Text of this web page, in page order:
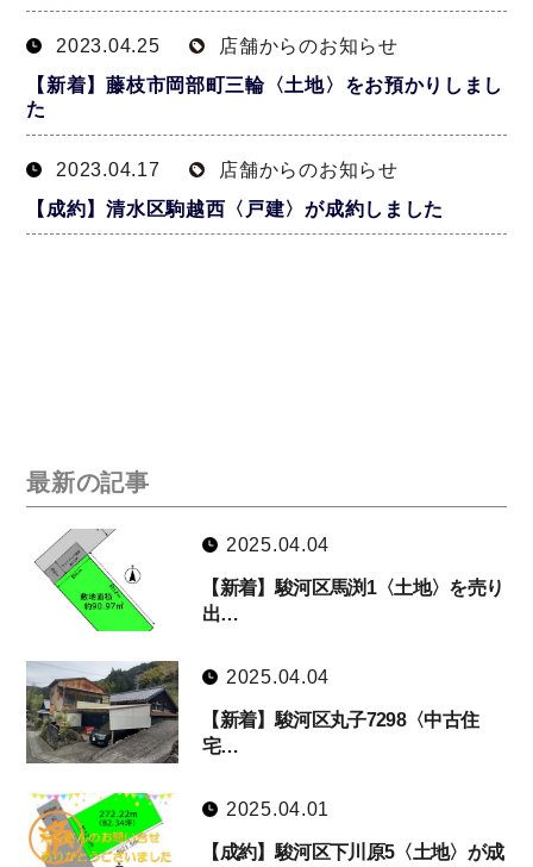
2023.04.25
店舗からのお知らせ
【新着】藤枝市岡部町三輪〈土地〉をお預かりしまし
た
2023.04.17
店舗からのお知らせ
【成約】清水区駒越西〈戸建〉が成約しました
最新の記事
2025.04.04
【新着】駿河区馬渕1〈土地〉を売り
出…
2025.04.04
【新着】駿河区丸子7298〈中古住
宅…
2025.04.01
【成約】駿河区下川原5〈土地〉が成